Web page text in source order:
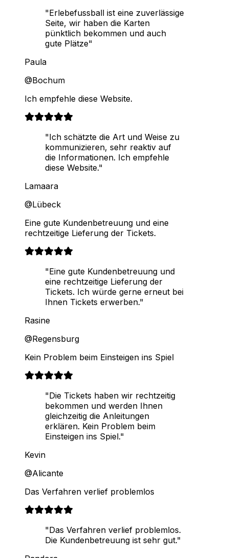
"Erlebefussball ist eine zuverlässige
Seite, wir haben die Karten
pünktlich bekommen und auch
gute Plätze"
Paula
@Bochum
Ich empfehle diese Website.
"Ich schätzte die Art und Weise zu
kommunizieren, sehr reaktiv auf
die Informationen. Ich empfehle
diese Website."
Lamaara
@Lübeck
Eine gute Kundenbetreuung und eine
rechtzeitige Lieferung der Tickets.
"Eine gute Kundenbetreuung und
eine rechtzeitige Lieferung der
Tickets. Ich würde gerne erneut bei
Ihnen Tickets erwerben."
Rasine
@Regensburg
Kein Problem beim Einsteigen ins Spiel
"Die Tickets haben wir rechtzeitig
bekommen und werden Ihnen
gleichzeitig die Anleitungen
erklären. Kein Problem beim
Einsteigen ins Spiel."
Kevin
@Alicante
Das Verfahren verlief problemlos
"Das Verfahren verlief problemlos.
Die Kundenbetreuung ist sehr gut."